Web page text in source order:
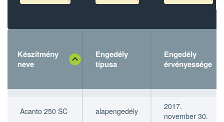
Készítmény
neve
Engedély
típusa
Engedély
érvényessége
érvényessége
érvényessége
Acanto 250 SC alapengedély
2017.
november 30.